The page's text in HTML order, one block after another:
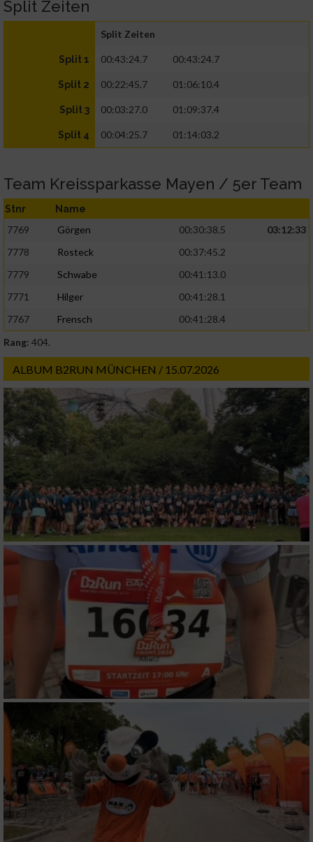
Split Zeiten
Split Zeiten
Split 1 00:43:24.7 00:43:24.7
Split 2 00:22:45.7 01:06:10.4
Split 3 00:03:27.0 01:09:37.4
Split 4 00:04:25.7 01:14:03.2
Team Kreissparkasse Mayen / 5er Team
Stnr Name
7769 Görgen 00:30:38.5
03:12:33
7778
Rosteck
00:37:45.2
7779
Schwabe
00:41:13.0
7771
Hilger
00:41:28.1
7767
Frensch
00:41:28.4
Rang: 404.
ALBUM B2RUN MÜNCHEN / 15.07.2026